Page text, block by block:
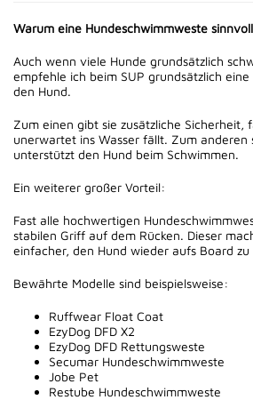
Warum eine Hundeschwimmweste
Auch wenn viele Hunde grundsätzlich
empfehle ich beim SUP grundsätzlich
den Hund.
Zum einen gibt sie zusätzliche Sicherheit,
unerwartet ins Wasser fällt. Zum anderen
unterstützt den Hund beim Schwimmen.
Ein weiterer großer Vorteil:
Fast alle hochwertigen
stabilen Griff auf dem Rücken. Dieser
einfacher, den Hund wieder aufs Board zu
Bewährte Modelle sind beispielsweise:
Ruffwear Float Coat
EzyDog DFD X2
EzyDog DFD Rettungsweste
Secumar Hundeschwimmweste
Jobe Pet
Restube Hundeschwimmweste